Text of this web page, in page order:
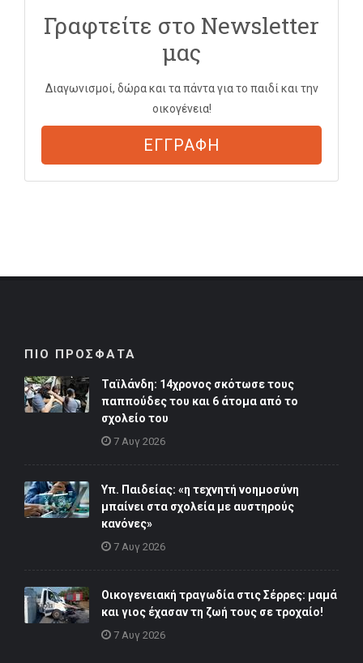
Γραφτείτε στο Newsletter
μας
Διαγωνισμοί, δώρα και τα πάντα για το παιδί και την
οικογένεια!
ΕΓΓΡΑΦΗ
ΠΙΟ ΠΡΟΣΦΑΤΑ
Ταϊλάνδη: 14χρονος σκότωσε τους
παππούδες του και 6 άτομα από το
σχολείο του
7 Αυγ 2026
Υπ. Παιδείας: «η τεχνητή νοημοσύνη
μπαίνει στα σχολεία με αυστηρούς
κανόνες»
7 Αυγ 2026
Οικογενειακή τραγωδία στις Σέρρες: μαμά
και γιος έχασαν τη ζωή τους σε τροχαίο!
7 Αυγ 2026